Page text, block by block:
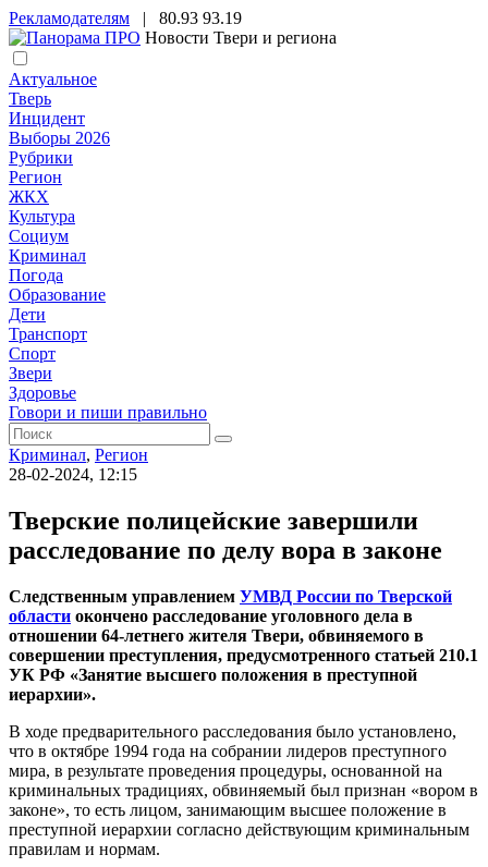
Рекламодателям | 80.93 93.19
Новости Твери и региона
Актуальное
Тверь
Инцидент
Выборы 2026
Рубрики
Регион
ЖКХ
Культура
Социум
Криминал
Погода
Образование
Дети
Транспорт
Спорт
Звери
Здоровье
Говори и пиши правильно
Криминал, Регион
28-02-2024, 12:15
Тверские полицейские завершили
расследование по делу вора в законе
Следственным управлением УМВД России по Тверской
области окончено расследование уголовного дела в
отношении 64-летнего жителя Твери, обвиняемого в
совершении преступления, предусмотренного статьей 210.1
УК РФ «Занятие высшего положения в преступной
иерархии».
В ходе предварительного расследования было установлено,
что в октябре 1994 года на собрании лидеров преступного
мира, в результате проведения процедуры, основанной на
криминальных традициях, обвиняемый был признан «вором в
законе», то есть лицом, занимающим высшее положение в
преступной иерархии согласно действующим криминальным
правилам и нормам.